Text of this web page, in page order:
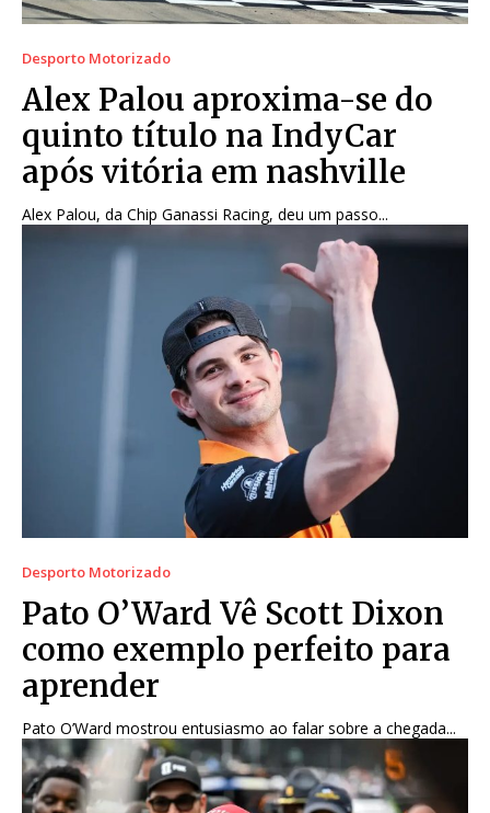
Desporto Motorizado
Alex Palou aproxima-se do
quinto título na IndyCar
após vitória em nashville
Alex Palou, da Chip Ganassi Racing, deu um passo...
Desporto Motorizado
Pato O’Ward Vê Scott Dixon
como exemplo perfeito para
aprender
Pato O’Ward mostrou entusiasmo ao falar sobre a chegada...